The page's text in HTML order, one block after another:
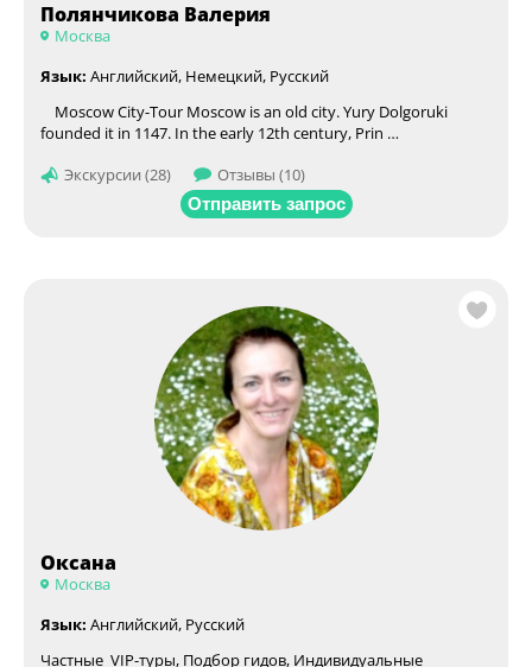
Полянчикова Валерия
Москва
Язык: Английский, Немецкий, Русский
Moscow City-Tour Moscow is an old city. Yury Dolgoruki
founded it in 1147. In the early 12th century, Prin …
Экскурсии (28)
Отзывы (10)
Отправить запрос
Оксана
Москва
Язык: Английский, Русский
Частные VIP-туры, Подбор гидов, Индивидуальные